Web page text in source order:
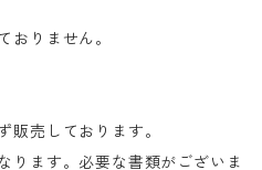
おりません。
販売しております。
ります。必要な書類がございま